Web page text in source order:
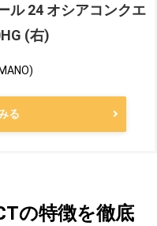
ル 24 オシアコンクエ
(右)
る
の特徴を徹底